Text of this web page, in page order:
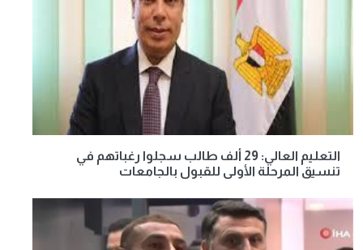
التعليم العالي: 29 ألف طالب سجلوا رغباتهم في
تنسيق المرحلة الأولى للقبول بالجامعات